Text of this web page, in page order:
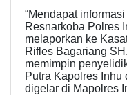
“Mendapat
Resnarkoba Polres
melaporkan ke
Rifles Bagariang
memimpin
Putra Kapolres Inhu
digelar di Mapolres